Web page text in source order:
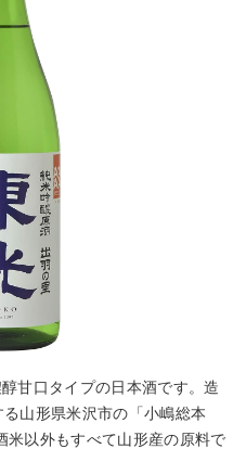
甘口タイプの日本酒です。造
山形県米沢市の「小嶋総本
米以外もすべて山形産の原料で